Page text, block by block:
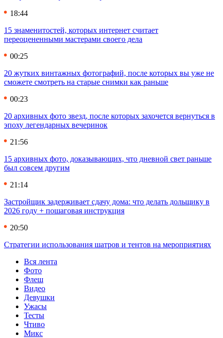
18:44
15 знаменитостей, которых интернет считает
переоцененными мастерами своего дела
00:25
20 жутких винтажных фотографий, после которых вы уже не
сможете смотреть на старые снимки как раньше
00:23
20 архивных фото звезд, после которых захочется вернуться в
эпоху легендарных вечеринок
21:56
15 архивных фото, доказывающих, что дневной свет раньше
был совсем другим
21:14
Застройщик задерживает сдачу дома: что делать дольщику в
2026 году + пошаговая инструкция
20:50
Стратегии использования шатров и тентов на мероприятиях
Вся лента
Фото
Флеш
Видео
Девушки
Ужасы
Тесты
Чтиво
Микс